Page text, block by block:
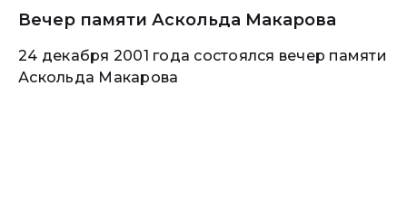
Вечер памяти Аскольда Макарова
24 декабря 2001 года состоялся вечер памяти
Аскольда Макарова